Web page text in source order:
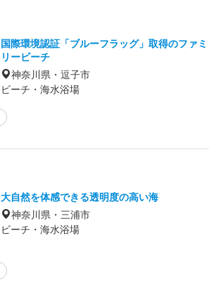
国際環境認証「ブルーフラッグ」取得のファミ
リービーチ
神奈川県・逗子市
ビーチ・海水浴場
大自然を体感できる透明度の高い海
神奈川県・三浦市
ビーチ・海水浴場